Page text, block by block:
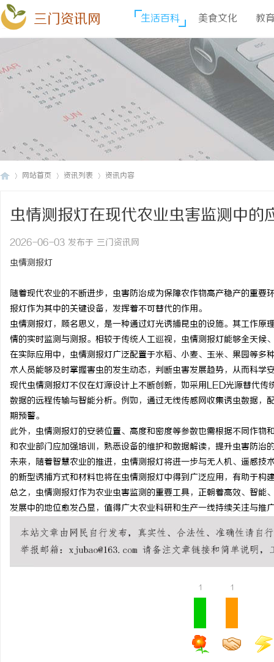
三门资讯网 生活百科 美食文化 教
网站首页 资讯列表 资讯内容
虫情测报灯在现代农业虫害监测中的
2026-06-03 发布于 三门资讯网
虫情测报灯
随着现代农业的不断进步，虫害防治成为保障农作物高产稳产的重
报灯作为其中的关键设备，发挥着不可替代的作用。
虫情测报灯，顾名思义，是一种通过灯光诱捕昆虫的设施。其工作
情的实时监测与测报。相较于传统人工巡视，虫情测报灯能够全天
在实际应用中，虫情测报灯广泛配置于水稻、小麦、玉米、果园等
术人员能够及时掌握害虫的发生动态，判断虫害发展趋势，从而科学
现代虫情测报灯不仅在灯源设计上不断创新，如采用LED光源替代
数据的远程传输与智能分析。例如，通过无线传感网收集诱虫数据
期预警。
此外，虫情测报灯的安装位置、高度和密度等参数也需根据不同作
和农业部门应加强培训，熟悉设备的维护和数据解读，提升虫害防治
未来，随着智慧农业的推进，虫情测报灯将进一步与无人机、遥感
的新型诱捕方式和材料也将在虫情测报灯中得到广泛应用，有助于构
总之，虫情测报灯作为农业虫害监测的重要工具，正朝着高效、智
发展中的地位愈发凸显，值得广大农业科研和生产一线持续关注与推
1 1
揭秘！专业充电桩项目
哪些行业秘诀？